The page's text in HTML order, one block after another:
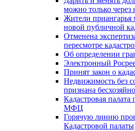
можно только через
Жители приангарья
новой публичной
Отменена
пересмотре
Об определении
Электронный
Принят закон о
Недвижимость без
признана
Кадастровая палата
МФЦ
Горячую линию
Кадастровой палаты